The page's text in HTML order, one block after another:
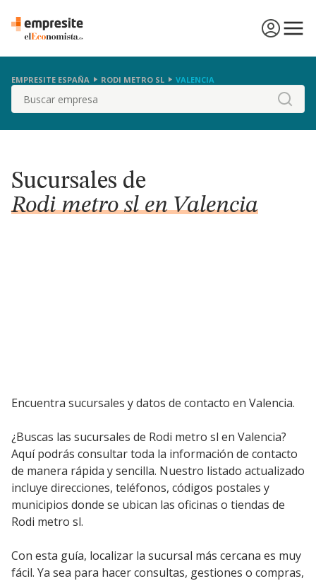
EMPRESITE ESPAÑA RODI METRO SL VALENCIA
Buscar
Sucursales de
Rodi metro sl en Valencia
Encuentra sucursales y datos de contacto en Valencia.
¿Buscas las sucursales de Rodi metro sl en Valencia?
Aquí podrás consultar toda la información de contacto
de manera rápida y sencilla. Nuestro listado actualizado
incluye direcciones, teléfonos, códigos postales y
municipios donde se ubican las oficinas o tiendas de
Rodi metro sl.
Con esta guía, localizar la sucursal más cercana es muy
fácil. Ya sea para hacer consultas, gestiones o compras,